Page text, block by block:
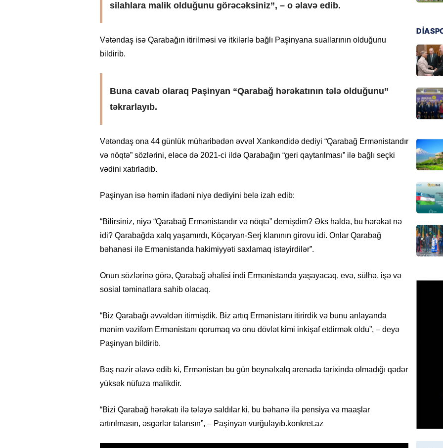
silahlara malik olduğunu görəcəksiniz”, – o əlavə edib.
Vətəndaş isə Qarabağın itirilməsi və itkilərlə bağlı Paşinyana suallarının olduğunu
bildirib.
Buna cavab olaraq Paşinyan “Qarabağ hərəkatının tələ olduğunu”
təkrarlayıb.
Vətəndaş ona 44 günlük müharibədən əvvəl Xankəndidə dediyi “Qarabağ Ermənistandır
və nöqtə” sözlərini, eləcə də 2021-ci ildə Qarabağın “geri qaytarılması” ilə bağlı seçki
vədini xatırladıb.
Paşinyan isə həmin ifadəni niyə dediyini belə izah edib:
“Bilirsiniz, niyə “Qarabağ Ermənistandır və nöqtə” demişdim? Əks halda, bu hərəkat nə
idi? Qarabağda xalq yaşamırdı, Köçəryan-Serj klanının girovu idi. Onlar Qarabağ
bəhanəsi ilə Ermənistanda hakimiyyəti saxlamaq istəyirdilər”.
Onun sözlərinə görə, Qarabağ əhalisi indi Ermənistanda yaşayacaq, evə, sülhə, işə və
sosial təminatlara sahib olacaq.
“Biz Qarabağı əvvəldən itirmişdik. Biz artıq Ermənistanı itirirdik və bunu anlayanda
mənim vəzifəm Ermənistanı qorumaq və onu dövlət kimi inkişaf etdirmək oldu”, – deyə
Paşinyan bildirib.
Baş nazir əlavə edib ki, Ermənistan bu gün beynəlxalq arenada tarixində olmadığı qədər
yüksək nüfuza malikdir.
“Bizi Qarabağ hərəkatı ilə tələyə saldılar ki, bu bəhanə ilə pensiya və maaşlar
artırılmasın, əsgərlər talansın”, – Paşinyan vurğulayıb.konkret.az
Tramp
ÖZƏL
İki
ETDİ:
GÜNDƏM
olacaq
REKLAM
deyib?